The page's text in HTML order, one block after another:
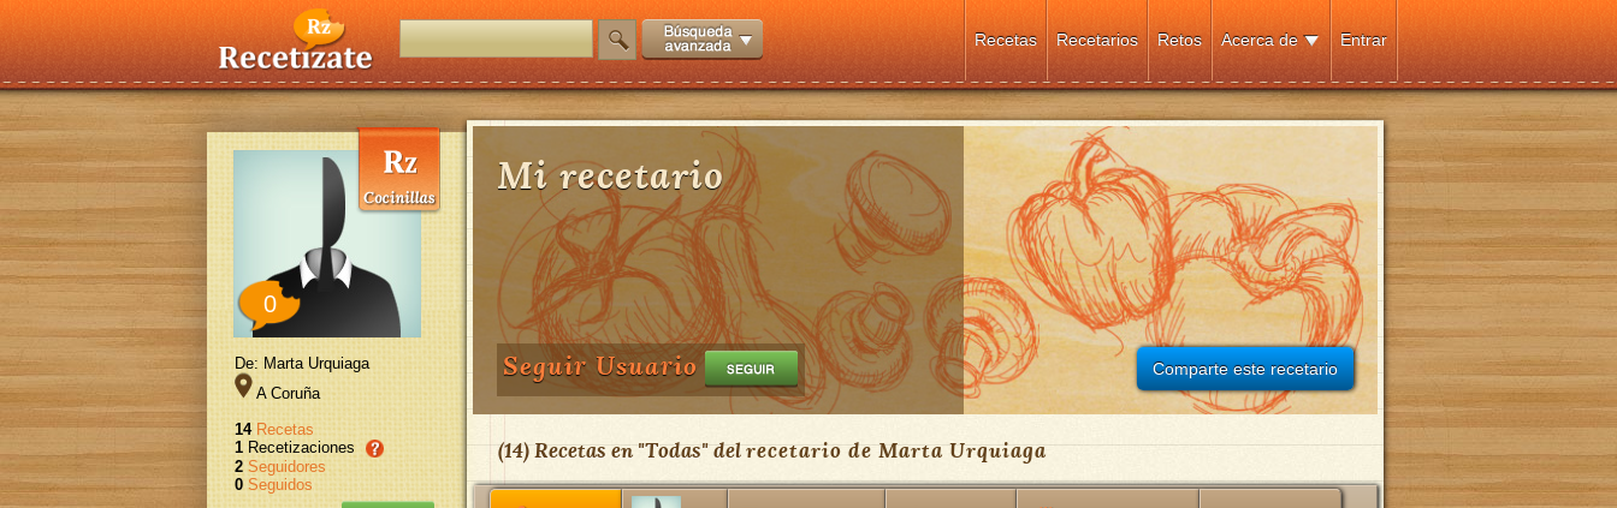
Entrar
Acerca de
Retos
Recetarios
Recetas
0
De: Marta Urquiaga
A Coruña
14 Recetas
1 Recetizaciones
2 Seguidores
0 Seguidos
Comparte este recetario
Mi recetario
Seguir Usuario
(14) Recetas en "Todas" delrecetario de Marta Urquiaga